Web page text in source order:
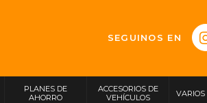
SEGUINOS EN
PLANES DE
AHORRO
ACCESORIOS DE
VEHÍCULOS
VARIOS